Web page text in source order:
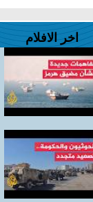
اخر الافلام